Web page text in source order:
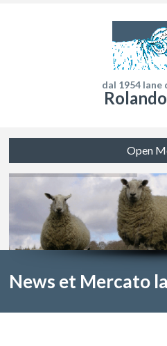
dal 1954 lane
Open
News et Mercato